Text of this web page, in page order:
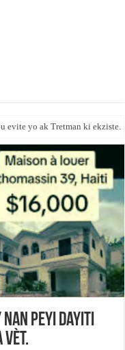
evite yo ak Tretman ki ekziste.
fèmen sèvis paspò li.
nan peyi Dayiti
vèt.